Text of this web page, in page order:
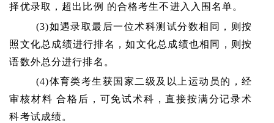
择优录取，超出比例 的合格考生不进入入围名单。
(3)如遇录取最后一位术科测试分数相同，则按
照文化总成绩进行排名，如文化总成绩也相同，则按
语数外总分进行排名。
(4)体育类考生获国家二级及以上运动员的，经
审核材料 合格后，可免试术科，直接按满分记录术
科考试成绩。